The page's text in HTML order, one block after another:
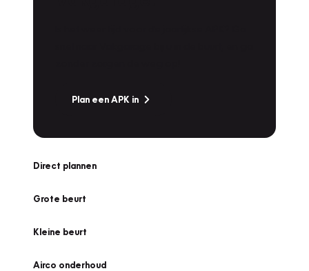
Plan een APK in
Direct plannen
Grote beurt
Kleine beurt
Airco onderhoud